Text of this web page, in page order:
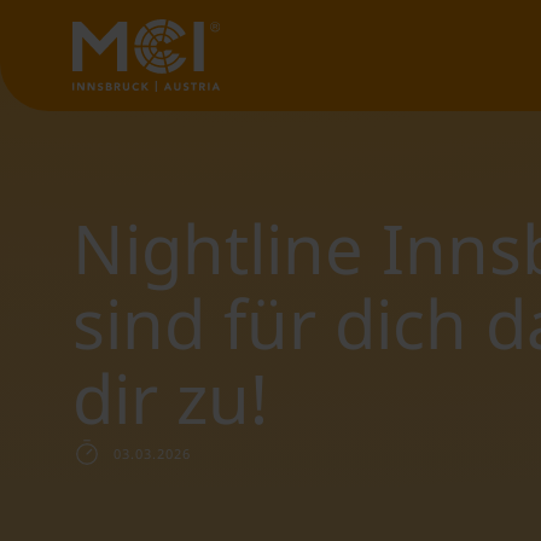
Nightline
sind für dich
dir zu!
03.03.2026